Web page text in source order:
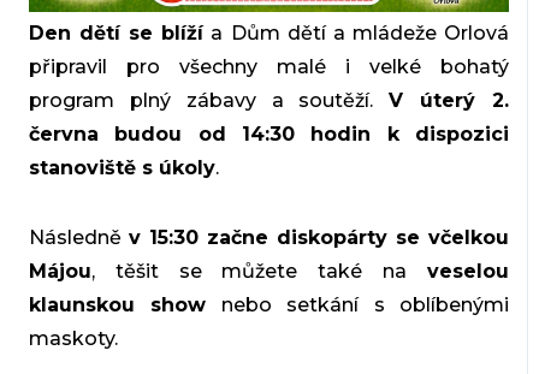
Den dětí se blížía Dům dětí a mládeže Orlová
připravil pro všechny malé i velké bohatý
program plný zábavy a soutěží.V úterý 2.
června budou od 14:30 hodin k dispozici
stanoviště s úkoly.
Následně v 15:30 začne diskopárty se včelkou
Májou, těšit se můžete také naveselou
klaunskou show nebo setkání s oblíbenými
maskoty.